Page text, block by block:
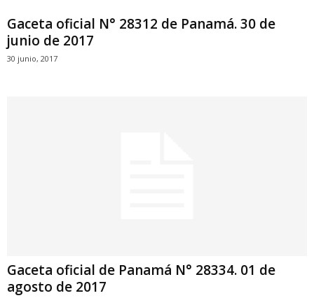
Gaceta oficial N° 28312 de Panamá. 30 de
junio de 2017
30 junio, 2017
Gaceta oficial de Panamá N° 28334. 01 de
agosto de 2017